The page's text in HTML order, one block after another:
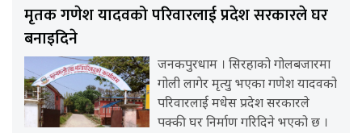
मृतक गणेश यादवको परिवारलाई प्रदेश सरकारले घर
बनाइदिने
जनकपुरधाम । सिरहाको गोलबजारमा
गोली लागेर मृत्यु भएका गणेश यादवको
परिवारलाई मधेस प्रदेश सरकारले
पक्की घर निर्माण गरिदिने भएको छ ।